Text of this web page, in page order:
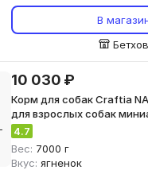
В
10 030 ₽
Корм для собак Craftia
для взрослых собак
пород с ягненком и
4.7
Вес: 7000 г
Вкус: ягненок